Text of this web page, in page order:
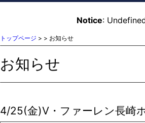
Notice:
トップページ > > お知らせ
お知らせ
4/25(金)V・ファーレン長崎